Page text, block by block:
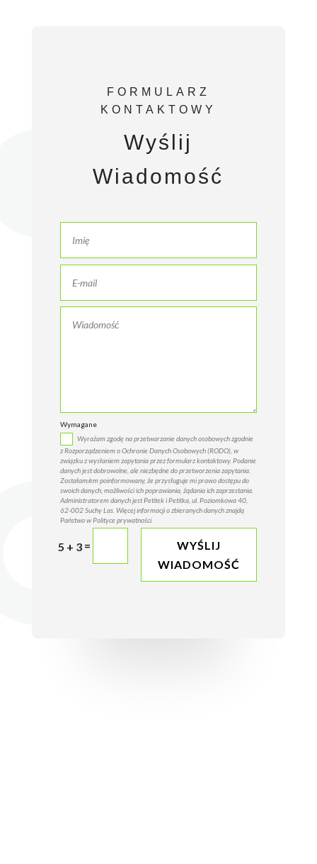
FORMULARZ
KONTAKTOWY
Wyślij
Wiadomość
Wymagane
Wyrażam zgodę na przetwarzanie danych osobowych zgodnie
z Rozporządzeniem o Ochronie Danych Osobowych (RODO), w
związku z wysłaniem zapytania przez formularz kontaktowy. Podanie
danych jest dobrowolne, ale niezbędne do przetworzenia zapytania.
Zostałam/em poinformowany, że przysługuje mi prawo dostępu do
swoich danych, możliwości ich poprawiania, żądania ich zaprzestania.
Administratorem danych jest Petitek i Petitka, ul. Poziomkowa 40,
62-002 Suchy Las. Więcej informacji o zbieranych danych znajdą
Państwo w Polityce prywatności.
5 + 3 =
WYŚLIJ
WIADOMOŚĆ